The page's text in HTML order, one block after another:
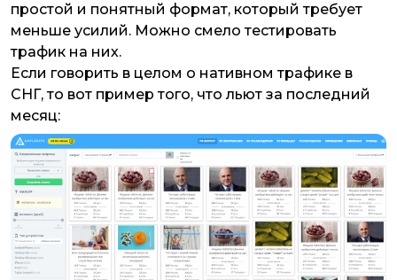
простой и понятный формат, который требует
меньше усилий. Можно смело тестировать
трафик на них.
Если говорить в целом о нативном трафике в
СНГ, то вот пример того, что льют за последний
месяц: